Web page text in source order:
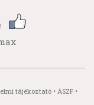
tájékoztató• ÁSZF•